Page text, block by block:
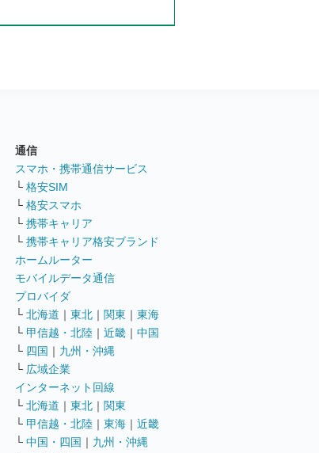
通信
スマホ・携帯通信サービス
└ 格安SIM
└ 格安スマホ
└ 携帯キャリア
└ 携帯キャリア格安ブランド
ホームルーター
モバイルデータ通信
プロバイダ
└ 北海道 ｜ 東北 ｜ 関東 ｜ 東海
└ 甲信越・北陸 ｜ 近畿 ｜ 中国
└ 四国 ｜ 九州・沖縄
└ 広域企業
インターネット回線
└ 北海道 ｜ 東北 ｜ 関東
└ 甲信越・北陸 ｜ 東海 ｜ 近畿
└ 中国・四国 ｜ 九州・沖縄